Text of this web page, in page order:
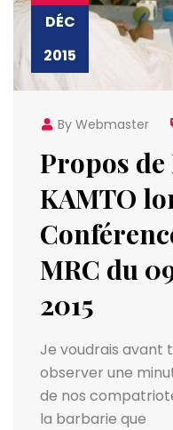
DÉC
2015
By Webmaster
Propos
KAMTO
MRC du
2015
Je voudrais avant
observer une
de nos
la barbarie que